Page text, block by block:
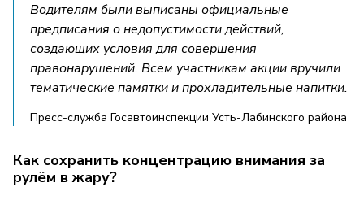
Водителям были выписаны официальные
предписания о недопустимости действий,
создающих условия для совершения
правонарушений. Всем участникам акции вручили
тематические памятки и прохладительные напитки.
Пресс-служба Госавтоинспекции Усть-Лабинского района
Как сохранить концентрацию внимания за
рулём в жару?